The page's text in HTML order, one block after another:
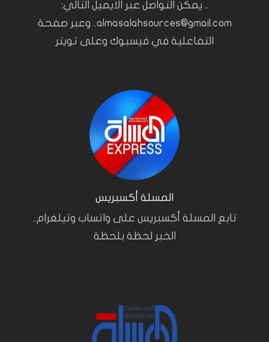
.. يمكن التواصل عبر الايميل التالي:
almasalahsources@gmail.com.. وعبر صفحة
التفاعلية في فيسبوك وعلى تويتر
المسلة أكسبريس
تابع المسلة أكسبريس على واتساب وتيلغرام..
الخبر لحظة بلحظة